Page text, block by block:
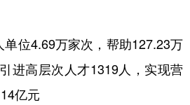
位4.69万家次，帮助127.23万
进高层次人才1319人，实现营
亿元